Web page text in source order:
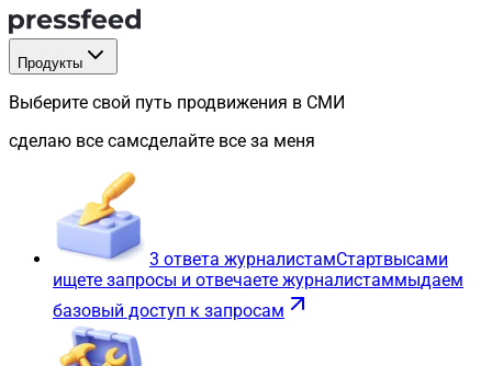
Продукты
Выберите свой путь продвижения в СМИ
сделаю все самсделайте все за меня
3 ответа журналистамСтартвысами
ищете запросы и отвечаете журналистаммыдаем
базовый доступ к запросам